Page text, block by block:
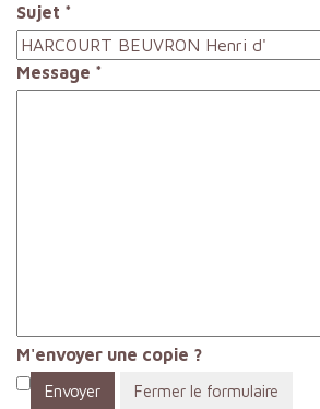
Sujet *
Message *
M'envoyer une copie ?
Envoyer
Fermer le formulaire